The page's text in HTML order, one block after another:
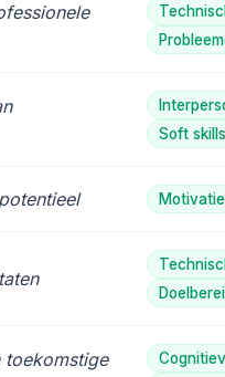
Soft skills
Motivatie
toekomstige